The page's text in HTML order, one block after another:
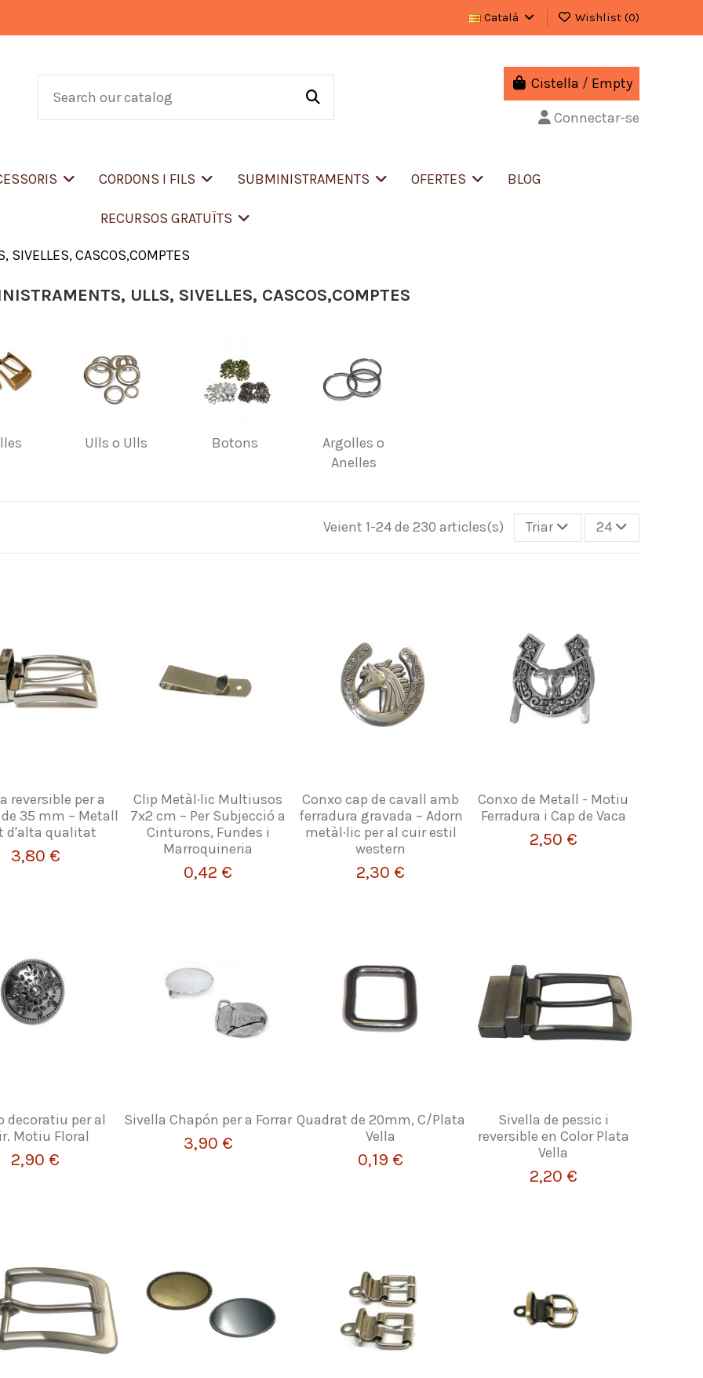
Català Wishlist (0)
Cistella / Empty
Connectar-se
CORDONS I FILS SUBMINISTRAMENTS OFERTES BLOG
RECURSOS GRATUÏTS
SIVELLES, CASCOS,COMPTES
ULLS, SIVELLES, CASCOS,COMPTES
Ulls o Ulls Botons
Argolles o
Anelles
Veient 1-24 de 230 articles(s) Triar 24
reversible per a
35 mm – Metall
d'alta qualitat
3,80 €
Clip Metàl·lic Multiusos
7x2 cm – Per Subjecció a
Cinturons, Fundes i
Marroquineria
0,42 €
Conxo cap de cavall amb
ferradura gravada – Adorn
metàl·lic per al cuir estil
western
2,30 €
Conxo de Metall - Motiu
Ferradura i Cap de Vaca
2,50 €
decoratiu per al
Motiu Floral
2,90 €
Sivella Chapón per a Forrar
3,90 €
Quadrat de 20mm, C/Plata
Vella
0,19 €
Sivella de pessic i
reversible en Color Plata
Vella
2,20 €